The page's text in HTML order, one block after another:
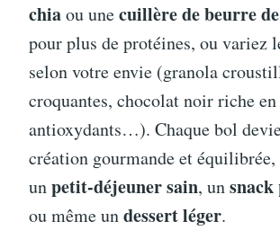
chiaou unecuillère de beurre
pour plus de protéines, ou variez
selon votre envie (granola
croquantes, chocolat noir riche en
antioxydants…). Chaque bol
création gourmande et
unpetit-déjeuner sain, un
ou même undessert léger.